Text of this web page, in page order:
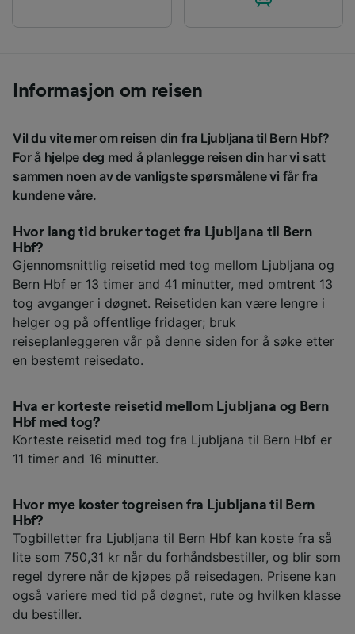
Informasjon om reisen
Vil du vite mer om reisen din fra Ljubljana til Bern Hbf?
For å hjelpe deg med å planlegge reisen din har vi satt
sammen noen av de vanligste spørsmålene vi får fra
kundene våre.
Hvor lang tid bruker toget fra Ljubljana til Bern
Hbf?
Gjennomsnittlig reisetid med tog mellom Ljubljana og
Bern Hbf er 13 timer and 41 minutter, med omtrent 13
tog avganger i døgnet. Reisetiden kan være lengre i
helger og på offentlige fridager; bruk
reiseplanleggeren vår på denne siden for å søke etter
en bestemt reisedato.
Hva er korteste reisetid mellom Ljubljana og Bern
Hbf med tog?
Korteste reisetid med tog fra Ljubljana til Bern Hbf er
11 timer and 16 minutter.
Hvor mye koster togreisen fra Ljubljana til Bern
Hbf?
Togbilletter fra Ljubljana til Bern Hbf kan koste fra så
lite som 750,31 kr når du forhåndsbestiller, og blir som
regel dyrere når de kjøpes på reisedagen. Prisene kan
også variere med tid på døgnet, rute og hvilken klasse
du bestiller.